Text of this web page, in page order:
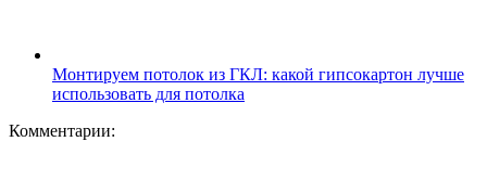
Монтируем потолок из ГКЛ: какой гипсокартон лучше
использовать для потолка
Комментарии: